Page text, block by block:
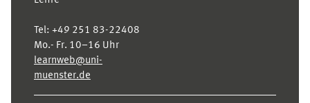
Tel: +49 251 83-22408
Mo.- Fr. 10–16 Uhr
learnweb@uni-
muenster.de